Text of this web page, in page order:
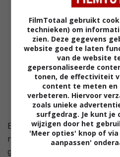
Een stel van middelbare
nieuw leven in te blazen door
gaan. Alles veranderd echter
FilmTotaal gebruikt
technieken) om
zien. Deze gegevens
website goed te laten
van de website
gepersonaliseerde
tonen, de effectiviteit
content te meten en
verbeteren. Hiervoor
zoals unieke
surfgedrag. Je kunt je
wijzigen door het
'Meer opties' knop of
aanpassen'